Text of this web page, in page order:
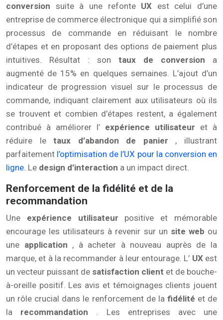
conversion suite à une refonte UX est celui d’une
entreprise de commerce électronique qui a simplifié son
processus de commande en réduisant le nombre
d’étapes et en proposant des options de paiement plus
intuitives. Résultat : son taux de conversion a
augmenté de 15% en quelques semaines. L’ajout d’un
indicateur de progression visuel sur le processus de
commande, indiquant clairement aux utilisateurs où ils
se trouvent et combien d’étapes restent, a également
contribué à améliorer l’ expérience utilisateur et à
réduire letaux d’abandon de panier , illustrant
parfaitement l’optimisation de l’UX pour la conversion en
ligne. Le design d’interaction a un impact direct.
Renforcement de la fidélité et de la
recommandation
Une expérience utilisateur positive et mémorable
encourage les utilisateurs à revenir sur un site web ou
une application , à acheter à nouveau auprès de la
marque, et à la recommander à leur entourage. L’ UX est
un vecteur puissant de satisfaction client et de bouche-
à-oreille positif. Les avis et témoignages clients jouent
un rôle crucial dans le renforcement de la fidélité et de
la recommandation . Les entreprises avec une